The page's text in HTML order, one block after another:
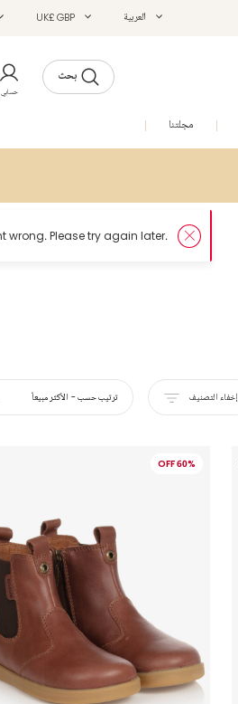
العربية UK£ GBP
بحث
حسابي
مجلتنا
إخفاء التصنيف ترتيب حسب- الأكثر مبيعاً
60% OFF